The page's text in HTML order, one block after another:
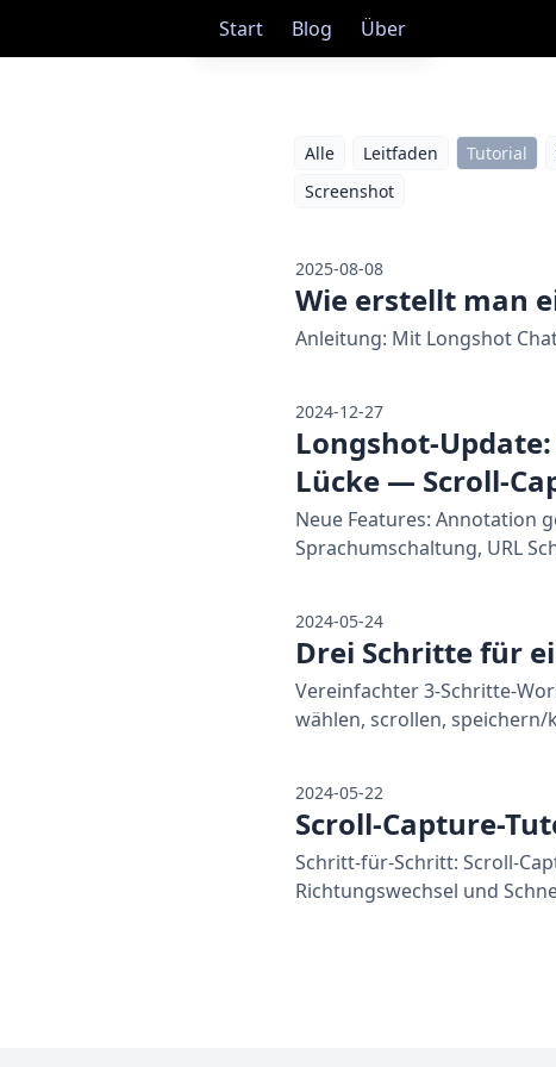
Start Blog Über
Alle Leitfaden Tutorial
Screenshot
2025-08-08
Wie erstellt man
Anleitung: Mit Longshot
2024-12-27
Longshot-
Lücke — Scroll-
Neue Features: Annotation
Sprachumschaltung, URL
2024-05-24
Drei Schritte für
Vereinfachter 3-Schritte-
wählen, scrollen, speichern/
2024-05-22
Scroll-Capture-
Schritt-für-Schritt: Scroll-
Richtungswechsel und